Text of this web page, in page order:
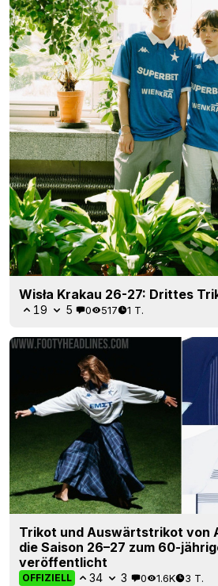
Wisła Krakau 26-27: Drittes
19 5 0 517 1 T.
Trikot und Auswärtstrikot von
die Saison 26–27 zum 60-
veröffentlicht
OFFIZIELL 34 3 0 1.6K 3 T.